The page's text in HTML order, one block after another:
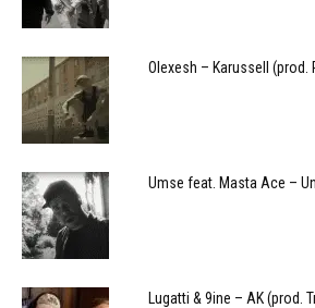
Olexesh – Karussell (prod.
Umse feat. Masta Ace –
Lugatti & 9ine – AK (prod.